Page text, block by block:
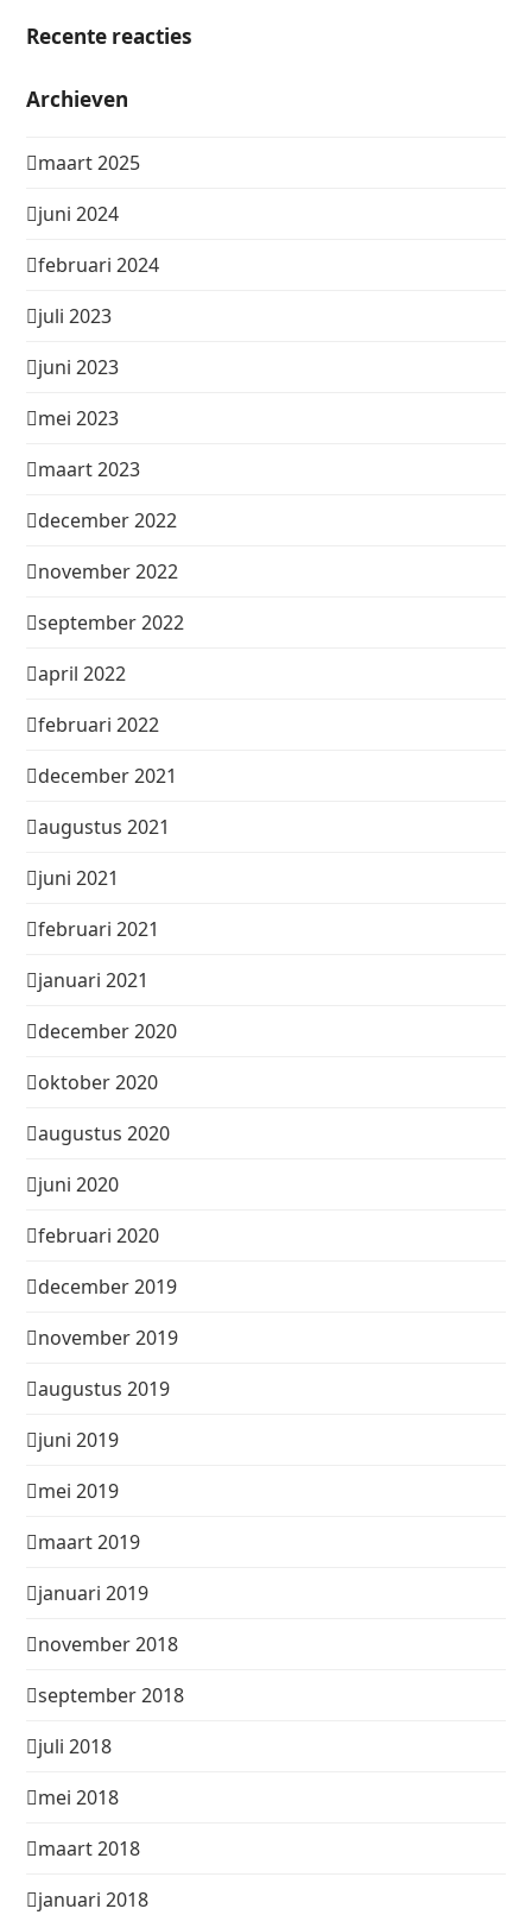
Recente reacties
Archieven
maart 2025
juni 2024
februari 2024
juli 2023
juni 2023
mei 2023
maart 2023
december 2022
november 2022
september 2022
april 2022
februari 2022
december 2021
augustus 2021
juni 2021
februari 2021
januari 2021
december 2020
oktober 2020
augustus 2020
juni 2020
februari 2020
december 2019
november 2019
augustus 2019
juni 2019
mei 2019
maart 2019
januari 2019
november 2018
september 2018
juli 2018
mei 2018
maart 2018
januari 2018